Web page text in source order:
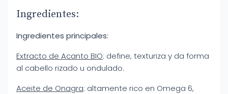
Ingredientes:
Ingredientes principales:
Extracto de Acanto BIO: define, texturiza y da forma
al cabello rizado u ondulado.
Aceite de Onagra: altamente rico en Omega 6,